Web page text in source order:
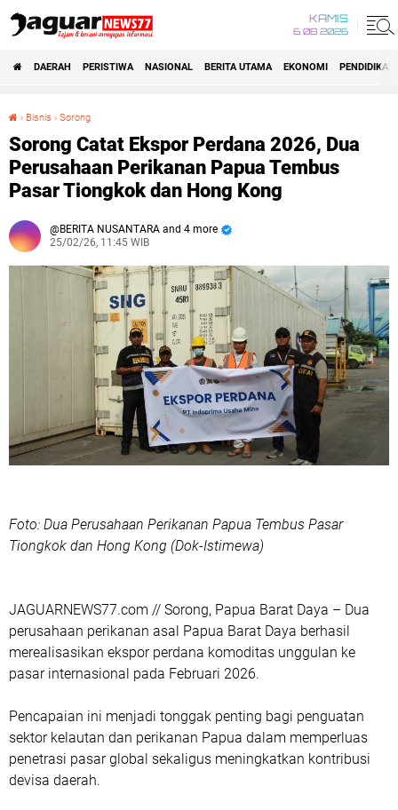
KAMIS
6 08 2026
DAERAH PERISTIWA NASIONAL BERITA UTAMA EKONOMI PENDIDIKAN
› Bisnis › Sorong
Sorong Catat Ekspor Perdana 2026, Dua
Perusahaan Perikanan Papua Tembus
Pasar Tiongkok dan Hong Kong
BERITA NUSANTARA and 4 more
25/02/26, 11:45 WIB
Foto: Dua Perusahaan Perikanan Papua Tembus Pasar
Tiongkok dan Hong Kong (Dok-Istimewa)
‎JAGUARNEWS77.com // Sorong, Papua Barat Daya – Dua
perusahaan perikanan asal Papua Barat Daya berhasil
merealisasikan ekspor perdana komoditas unggulan ke
pasar internasional pada Februari 2026.
Pencapaian ini menjadi tonggak penting bagi penguatan
sektor kelautan dan perikanan Papua dalam memperluas
penetrasi pasar global sekaligus meningkatkan kontribusi
devisa daerah.